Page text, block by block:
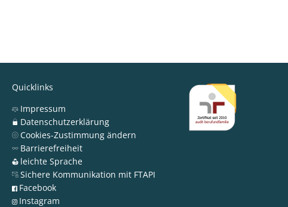
Quicklinks
Impressum
Datenschutzerklärung
Cookies-Zustimmung ändern
Barrierefreiheit
leichte Sprache
Sichere Kommunikation mit FTAPI
Facebook
Instagram